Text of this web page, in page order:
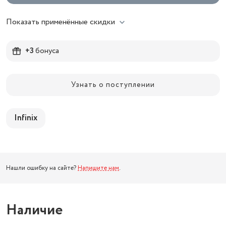
Показать применённые скидки
+3бонуса
Узнать о поступлении
Infinix
Нашли ошибку на сайте? Напишите нам.
Наличие